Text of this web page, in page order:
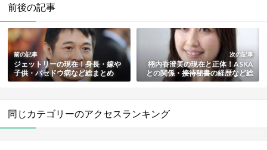
前後の記事
前の記事
ジェットリーの現在！身長・嫁や
子供・バセドウ病など総まとめ
【最新画像あり】
次の記事
栩内香澄美の現在と正体！ASKA
との関係・接待秘書の経歴など総
まとめ【顔画像付き】
同じカテゴリーのアクセスランキング